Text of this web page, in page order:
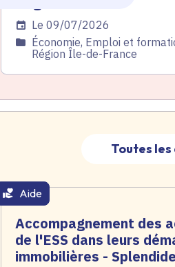
Date de l'arrêté
Le 09/07/2026
Catégorie
Économie, Emploi et
Région Île-de-France
Toutes
thématique active
Aide
Accompagnement des
de l'ESS dans leurs
immobilières -